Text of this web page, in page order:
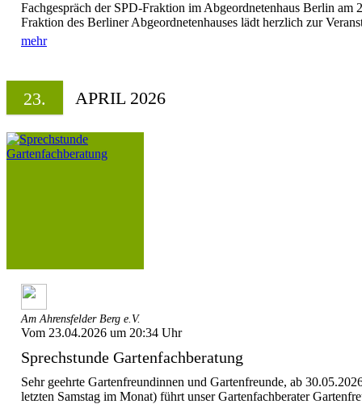
Fachgespräch der SPD-Fraktion im Abgeordnetenhaus Berlin
Fraktion des Berliner Abgeordnetenhauses lädt herzlich zur
mehr
23. APRIL 2026
Am Ahrensfelder Berg e.V.
Vom 23.04.2026 um 20:34 Uhr
Sprechstunde Gartenfachberatung
Sehr geehrte Gartenfreundinnen und Gartenfreunde, ab
letzten Samstag im Monat) führt unser Gartenfachberater